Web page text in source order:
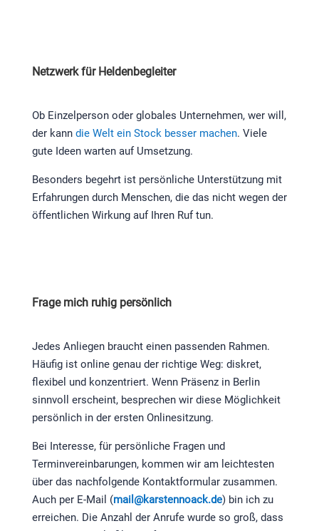
Netzwerk für Heldenbegleiter
Ob Einzelperson oder globales Unternehmen, wer will,
der kann die Welt ein Stock besser machen. Viele
gute Ideen warten auf Umsetzung.
Besonders begehrt ist persönliche Unterstützung mit
Erfahrungen durch Menschen, die das nicht wegen der
öffentlichen Wirkung auf Ihren Ruf tun.
Frage mich ruhig persönlich
Jedes Anliegen braucht einen passenden Rahmen.
Häufig ist online genau der richtige Weg: diskret,
flexibel und konzentriert. Wenn Präsenz in Berlin
sinnvoll erscheint, besprechen wir diese Möglichkeit
persönlich in der ersten Onlinesitzung.
Bei Interesse, für persönliche Fragen und
Terminvereinbarungen, kommen wir am leichtesten
über das nachfolgende Kontaktformular zusammen.
Auch per E-Mail (mail@karstennoack.de) bin ich zu
erreichen. Die Anzahl der Anrufe wurde so groß, dass